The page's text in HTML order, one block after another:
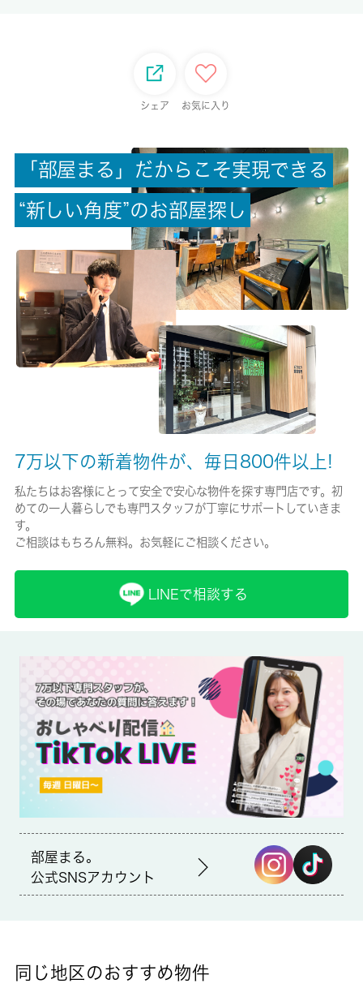
駐車場/料金
無/-
有/15000円
保険名/保険期間
-/2年
継続保証料１年毎１万円
賃貸区分/契約期間
一般/2年
引っ越しの日時が決まっているのであればご相談ください。クロ
ーゼット付きの物件です。防犯効果の高い、管理人巡回あり。駅
まで歩いて12分ほどの、魅力的な立地の物件です。調布市にお引
っ越しが決まったら、住まい探しは当社にお任せください。当社
では豊富な賃貸情報をご用意して、お客様からのお問い合わせを
お待ちしております。バス・トイレ別 室内洗濯機置き場 リフ
ォーム済み初期費用を抑えられる「東京０賃貸」⇒敷金・初回保
証料・鍵交換費用・ＲｅｌｏＲｅｎｔ２４・ばんだるまのご入居
お手伝いパックの費用なしで入居可
シェア お気に入り
「 部屋 ま る 」 だ か ら こ そ実現で き る
“新 し い角 度”のお部屋探 し
7万以下の新着物件が、毎日800件以上!
私たちはお客様にとって安全で安心な物件を探す専門店です。初
めての一人暮らしでも専門スタッフが丁寧にサポートしていきま
す。
ご相談はもちろん無料。お気軽にご相談ください。
LINEで相談する
部屋まる。
公式SNSアカウント
同じ地区のおすすめ物件